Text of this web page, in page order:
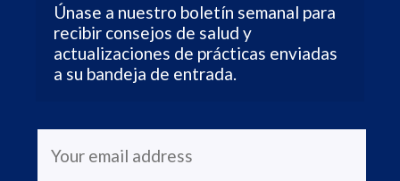
Únase a nuestro boletín semanal para
recibir consejos de salud y
actualizaciones de prácticas enviadas
a su bandeja de entrada.